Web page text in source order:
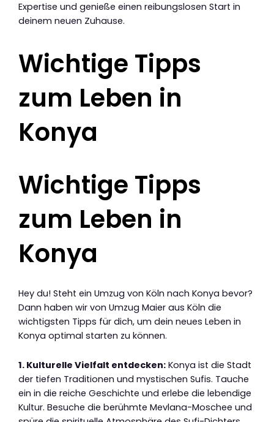
Expertise und genieße einen reibungslosen Start in
deinem neuen Zuhause.
Wichtige Tipps
zum Leben in
Konya
Wichtige Tipps
zum Leben in
Konya
Hey du! Steht ein Umzug von Köln nach Konya bevor?
Dann haben wir von Umzug Maier aus Köln die
wichtigsten Tipps für dich, um dein neues Leben in
Konya optimal starten zu können.
1. Kulturelle Vielfalt entdecken: Konya ist die Stadt
der tiefen Traditionen und mystischen Sufis. Tauche
ein in die reiche Geschichte und erlebe die lebendige
Kultur. Besuche die berühmte Mevlana-Moschee und